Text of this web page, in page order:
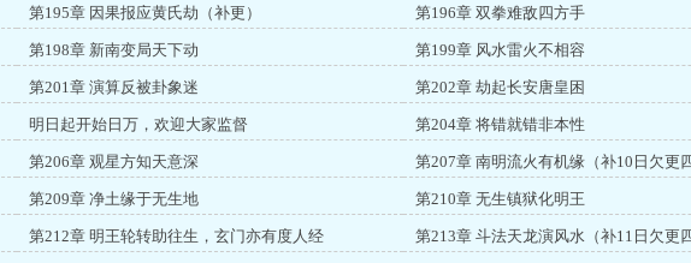
第195章 因果报应黄氏劫（补更） 第196章 双拳难敌四方手
第198章 新南变局天下动 第199章 风水雷火不相容
第201章 演算反被卦象迷 第202章 劫起长安唐皇困
明日起开始日万，欢迎大家监督 第204章 将错就错非本性
第206章 观星方知天意深 第207章 南明流火有机缘（补10日欠更四
第209章 净土缘于无生地 第210章 无生镇狱化明王
第212章 明王轮转助往生，玄门亦有度人经 第213章 斗法天龙演风水（补11日欠更四